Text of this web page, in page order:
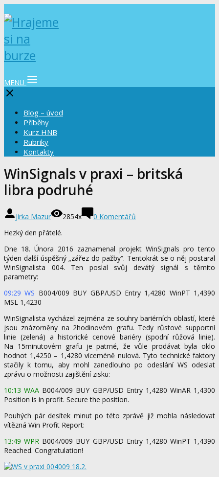
MENU
Blog – úvod
Příběhy
Kurz HNB
Rubriky
Kontakty
WinSignals v praxi – britská
libra podruhé
Jirka Mazur 2854x
0 Komentářů
Hezký den přátelé.
Dne 18. Února 2016 zaznamenal projekt WinSignals pro tento
týden další úspěšný „zářez do pažby“. Tentokrát se o něj postaral
WinSignalista 004. Ten poslal svůj devátý signál s těmito
parametry:
09:29 WS B004/009 BUY GBP/USD Entry 1,4280 WinPT 1,4390
MSL 1,4230
WinSignalista vycházel zejména ze souhry bariérních oblastí, které
jsou znázorněny na 2hodinovém grafu. Tedy růstové supportní
linie (zelená) a historické cenové bariéry (spodní růžová linie).
Na 15minutovém grafu je patrné, že vůle prodávat byla oklo
hodnot 1,4250 – 1,4280 víceméně nulová. Tyto technické faktory
stačily k tomu, aby mohl zanedlouho po odeslání WS odeslat
zprávu o možnosti zajištění zisku:
10:13 WAA B004/009 BUY GBP/USD Entry 1,4280 WinAR 1,4300
Position is in profit. Secure the position.
Pouhých pár desítek minut po této zprávě již mohla následovat
vítězná Win Profit Report:
13:49 WPR B004/009 BUY GBP/USD Entry 1,4280 WinPT 1,4390
Reached. Congratulation!